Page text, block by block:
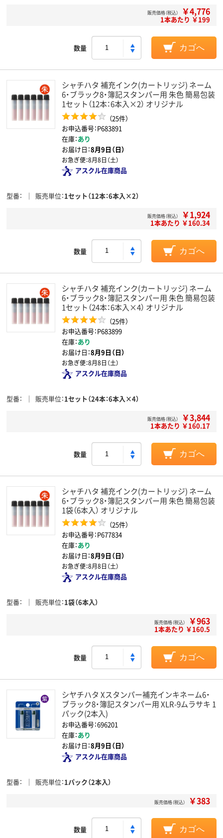
販売価格（税込） ￥4,776
1本あたり ￥199
数量 カゴへ
シャチハタ 補充インク(カートリッジ) ネーム
6・ブラック8・簿記スタンパー用 朱色 簡易包装
1セット（12本：6本入×2） オリジナル
（25件）
お申込番号：P683891
在庫：あり
お届け日：8月9日（日）
お急ぎ便：8月8日（土）
アスクル在庫商品
型番 販売単位 1セット（12本：6本入×2）
販売価格（税込） ￥1,924
1本あたり ￥160.34
数量 カゴへ
シャチハタ 補充インク(カートリッジ) ネーム
6・ブラック8・簿記スタンパー用 朱色 簡易包装
1セット（24本：6本入×4） オリジナル
（25件）
お申込番号：P683899
在庫：あり
お届け日：8月9日（日）
お急ぎ便：8月8日（土）
アスクル在庫商品
型番 販売単位 1セット（24本：6本入×4）
販売価格（税込） ￥3,844
1本あたり ￥160.17
数量 カゴへ
シャチハタ 補充インク(カートリッジ) ネーム
6・ブラック8・簿記スタンパー用 朱色 簡易包装
1袋（6本入） オリジナル
（25件）
お申込番号：P677834
在庫：あり
お届け日：8月9日（日）
お急ぎ便：8月8日（土）
アスクル在庫商品
型番 販売単位 1袋（6本入）
販売価格（税込） ￥963
1本あたり ￥160.5
数量 カゴへ
シヤチハタ Xスタンパー補充インキネーム6・
ブラック8・簿記スタンパー用 XLR-9ムラサキ 1
パック(2本入)
お申込番号：696201
在庫：あり
お届け日：8月9日（日）
アスクル在庫商品
型番 販売単位 1パック（2本入）
販売価格（税込） ￥383
数量 カゴへ